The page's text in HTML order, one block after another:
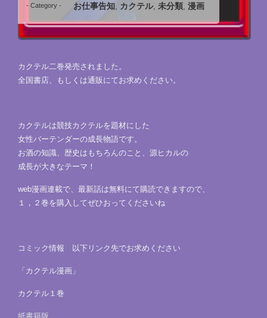
- Category - お仕事告知, カクテル, 未分類, 漫画
カクテル二巻発売されました。
全国書店、もしくは通販にてお求めください。
カクテルは競技カクテルを題材にした
女性バーテンダーの成長物語です。
お酒の知識、歴史はもちろんのこと、源ヒカルの
成長が大きなテーマ！
web漫画連載で、最新話は無料にて購読できますので、
１，２巻を購入してぜひおってくださいね
コミック情報 以下リンク先でお求めください
「カクテル漫画」
カクテル１巻
紙書籍版